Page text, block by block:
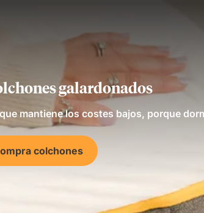
galardonados
mantiene los costes bajos, porque
colchones